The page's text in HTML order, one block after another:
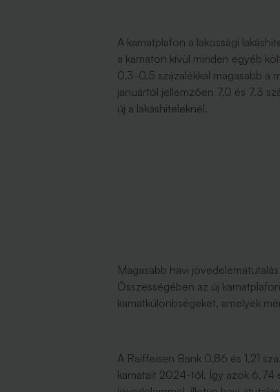
A kamatplafon a lakossági
a kamaton kívül minden egyéb
0,3-0,5 százalékkal magasabb a
januártól jellemzően 7,0 és 7,3
új a lakáshiteleknél.
Magasabb havi
Összességében az új
kamatkülönbségeket, amelyek
A Raiffeisen Bank 0,86 és 1,21
kamatait 2024-től. Így azok 6,74